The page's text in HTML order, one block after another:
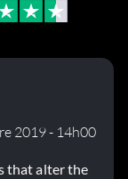
2019 - 14h00
that alter the